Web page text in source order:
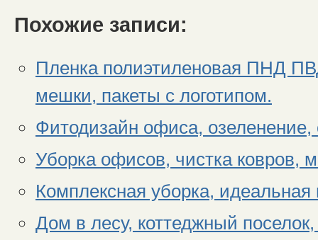
Похожие записи:
Пленка полиэтиленовая ПНД
мешки, пакеты с логотипом.
Фитодизайн офиса,
Уборка офисов, чистка ковров,
Комплексная уборка, идеальная
Дом в лесу, коттеджный